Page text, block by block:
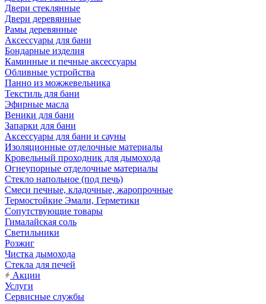
Двери стеклянные
Двери деревянные
Рамы деревянные
Аксессуары для бани
Бондарные изделия
Каминные и печные аксессуары
Обливные устройства
Панно из можжевельника
Текстиль для бани
Эфирные масла
Веники для бани
Запарки для бани
Аксессуары для бани и сауны
Изоляционные отделочные материалы
Кровельный проходник для дымохода
Огнеупорные отделочные материалы
Стекло напольное (под печь)
Смеси печные, кладочные, жаропрочные
Термостойкие Эмали, Герметики
Сопутствующие товары
Гималайская соль
Светильники
Розжиг
Чистка дымохода
Стекла для печей
Акции
Услуги
Сервисные службы